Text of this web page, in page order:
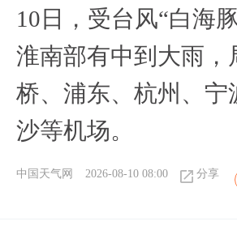
10日，受台风“白海
淮南部有中到大雨
桥、浦东、杭州、
沙等机场。
中国天气网 2026-08-10 08:00 分享